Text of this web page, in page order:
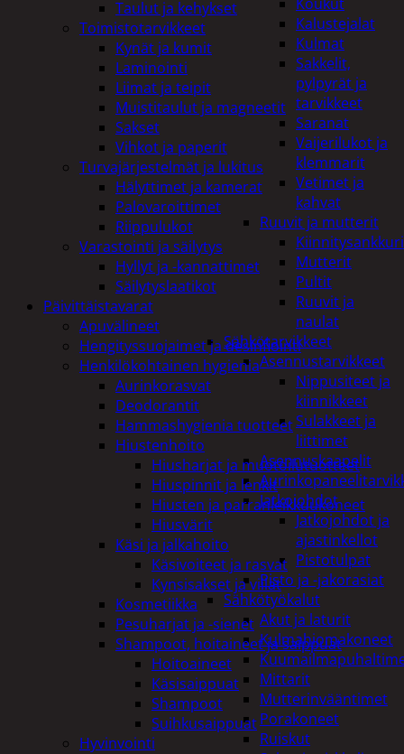
Kalustejalat
Kulmat
Sakkelit,
pylpyrät ja
tarvikkeet
Saranat
Vaijerilukot ja
klemmarit
Vetimet ja
kahvat
Ruuvit ja mutterit
Mutterit
Pultit
Ruuvit ja
naulat
Sähkötarvikkeet
Asennustarvikkeet
Nippusiteet ja
kiinnikkeet
Sulakkeet ja
liittimet
Asennuskaapelit
Jatkojohdot
Jatkojohdot ja
ajastinkellot
Pistotulpat
Pisto ja -jakorasiat
Sähkötyökalut
Akut ja laturit
Kulmahiomakoneet
Mittarit
Mutterinvääntimet
Porakoneet
Ruiskut
Taulut ja kehykset
Toimistotarvikkeet
Kynät ja kumit
Laminointi
Liimat ja teipit
Muistitaulut ja magneetit
Sakset
Vihkot ja paperit
Turvajärjestelmät ja lukitus
Hälyttimet ja kamerat
Palovaroittimet
Riippulukot
Varastointi ja säilytys
Hyllyt ja -kannattimet
Säilytyslaatikot
Päivittäistavarat
Apuvälineet
Hengityssuojaimet ja desinfiointi
Henkilökohtainen hygienia
Aurinkorasvat
Deodorantit
Hammashygienia tuotteet
Hiustenhoito
Hiusharjat ja muotoilutuotteet
Hiuspinnit ja lenkit
Hiusten ja parranleikkuukoneet
Hiusvärit
Käsi ja jalkahoito
Käsivoiteet ja rasvat
Kynsisakset ja viilat
Kosmetiikka
Pesuharjat ja -sienet
Shampoot, hoitaineet ja saippuat
Hoitoaineet
Käsisaippuat
Shampoot
Suihkusaippuat
Hyvinvointi